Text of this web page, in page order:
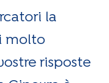
la
molto
risposte